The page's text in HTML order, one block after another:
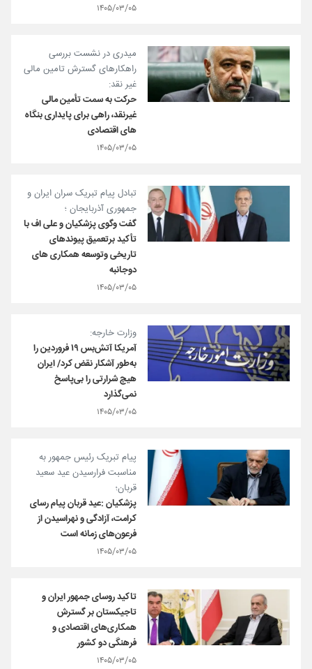
۱۴۰۵/۰۳/۰۵
میدری در نشست بررسی
راهکارهای گسترش تامین مالی
غیر نقد:
حرکت به سمت تأمین مالی
غیرنقد، راهی برای پایداری بنگاه
های اقتصادی
۱۴۰۵/۰۳/۰۵
تبادل پیام تبریک سران ایران و
جمهوری آذربایجان ؛
گفت وگوی پزشکیان و علی اف با
تأکید برتعمیق پیوندهای
تاریخی وتوسعه همکاری های
دوجانبه
۱۴۰۵/۰۳/۰۵
وزارت خارجه:
آمریکا آتش‌بس ۱۹ فروردین را
به‌طور آشکار نقض کرد/ ایران
هیچ شرارتی را بی‌پاسخ
نمی‌گذارد
۱۴۰۵/۰۳/۰۵
پیام تبریک رئیس جمهور به
مناسبت فرارسیدن عید سعید
قربان؛
پزشکیان :عید قربان پیام رسای
کرامت، آزادگی و نهراسیدن از
فرعون‌های زمانه است
۱۴۰۵/۰۳/۰۵
تاکید روسای جمهور ایران و
تاجیکستان بر گسترش
همکاری‌های اقتصادی و
فرهنگی دو کشور
۱۴۰۵/۰۳/۰۵